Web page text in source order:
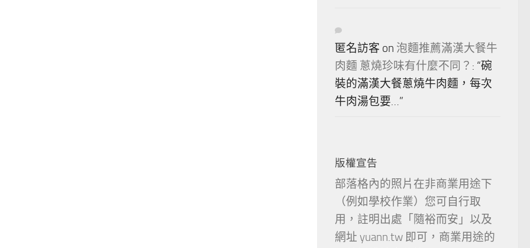
匿名訪客 on 泡麵推薦滿漢大餐牛
肉麵 蔥燒珍味有什麼不同？ : “碗
裝的滿漢大餐蔥燒牛肉麵，每次
牛肉湯包要…”
版權宣告
部落格內的照片在非商業用途下
（例如學校作業）您可自行取
用，註明出處「隨裕而安」以及
網址 yuann.tw 即可，商業用途的